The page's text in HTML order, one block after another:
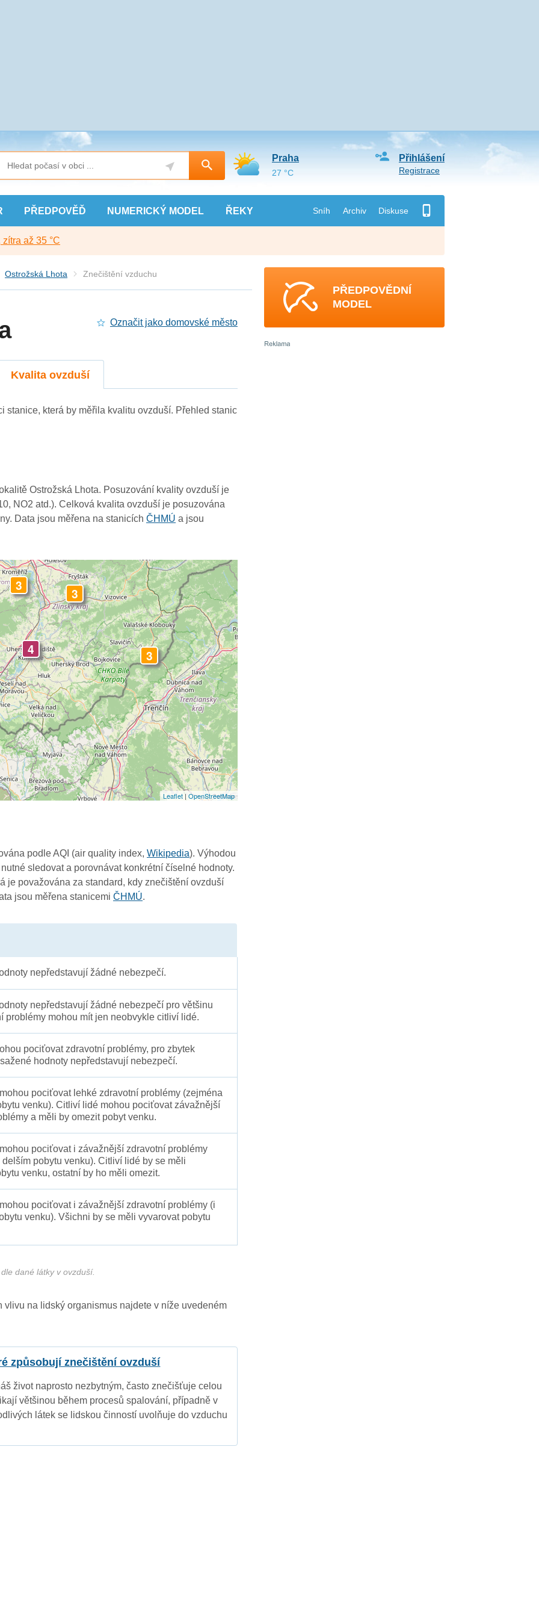
PŘEDPOVĚĎ NUMERICKÝ MODEL ŘEKY Sníh Archiv Diskuse
Přihlášení
Registrace
Praha
27 °C
až 35 °C
Ostrožská Lhota Znečištění vzduchu
Označit jako domovské město
Kvalita ovzduší
stanice, která by měřila kvalitu ovzduší. Přehled stanic
Ostrožská Lhota. Posuzování kvality ovzduší je
NO2 atd.). Celková kvalita ovzduší je posuzována
Data jsou měřena na stanicíchČHMÚ a jsou
3
3
4
3
3
3
3 33
-
-
3
Leaflet| OpenStreetMap
podle AQI (air quality index,Wikipedia). Výhodou
sledovat a porovnávat konkrétní číselné hodnoty.
je považována za standard, kdy znečištění ovzduší
jsou měřena stanicemiČHMÚ.
nepředstavují žádné nebezpečí.
nepředstavují žádné nebezpečí pro většinu
problémy mohou mít jen neobvykle citliví lidé.
pociťovat zdravotní problémy, pro zbytek
hodnoty nepředstavují nebezpečí.
pociťovat lehké zdravotní problémy (zejména
venku). Citliví lidé mohou pociťovat závažnější
a měli by omezit pobyt venku.
pociťovat i závažnější zdravotní problémy
delším pobytu venku). Citliví lidé by se měli
venku, ostatní by ho měli omezit.
pociťovat i závažnější zdravotní problémy (i
venku). Všichni by se měli vyvarovat pobytu
dané látky v ovzduší.
vlivu na lidský organismus najdete v níže uvedeném
způsobují znečištění ovzduší
život naprosto nezbytným, často znečišťuje celou
většinou během procesů spalování, případně v
látek se lidskou činností uvolňuje do vzduchu
PŘEDPOVĚDNÍ
MODEL